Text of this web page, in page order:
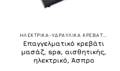
Επαγγελματικό κρεβάτι
μασάζ, spa, αισθητικής,
ηλεκτρικό, Άσπρο